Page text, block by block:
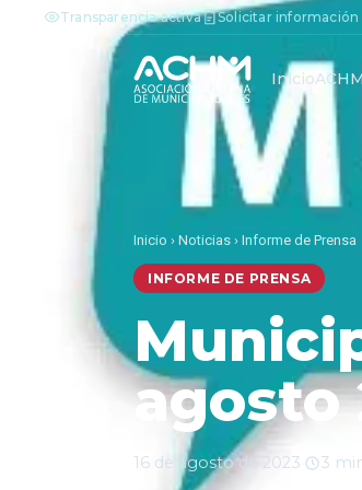
Transparencia activa Solicitar información
InicioACHM
Inicio › Noticias › Informe de Prensa
INFORME DE PRENSA
agosto
16 de agosto de 2023 3